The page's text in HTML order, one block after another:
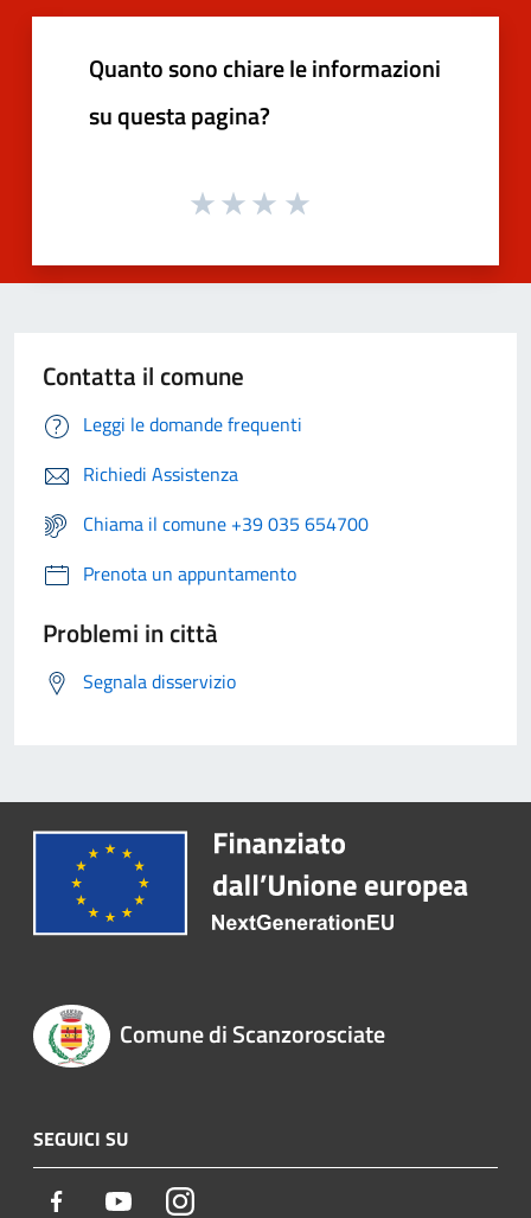
Quanto sono chiare le informazioni
su questa pagina?
Contatta il comune
Leggi le domande frequenti
Richiedi Assistenza
Chiama il comune +39 035 654700
Prenota un appuntamento
Problemi in città
Segnala disservizio
Comune di Scanzorosciate
SEGUICI SU
Facebook YoutubeInstagram